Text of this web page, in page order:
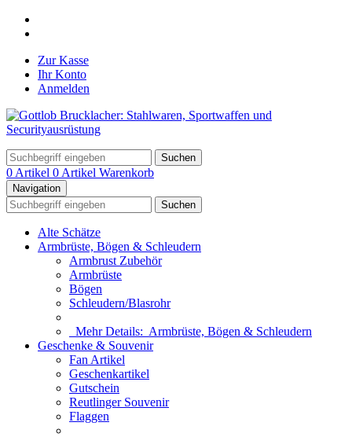
Zur Kasse
Ihr Konto
Anmelden
Suchen
0 Artikel 0 Artikel Warenkorb
Navigation
Suchen
Alte Schätze
Armbrüste, Bögen & Schleudern
Armbrust Zubehör
Armbrüste
Bögen
Schleudern/Blasrohr
Mehr Details: Armbrüste, Bögen & Schleudern
Geschenke & Souvenir
Fan Artikel
Geschenkartikel
Gutschein
Reutlinger Souvenir
Flaggen